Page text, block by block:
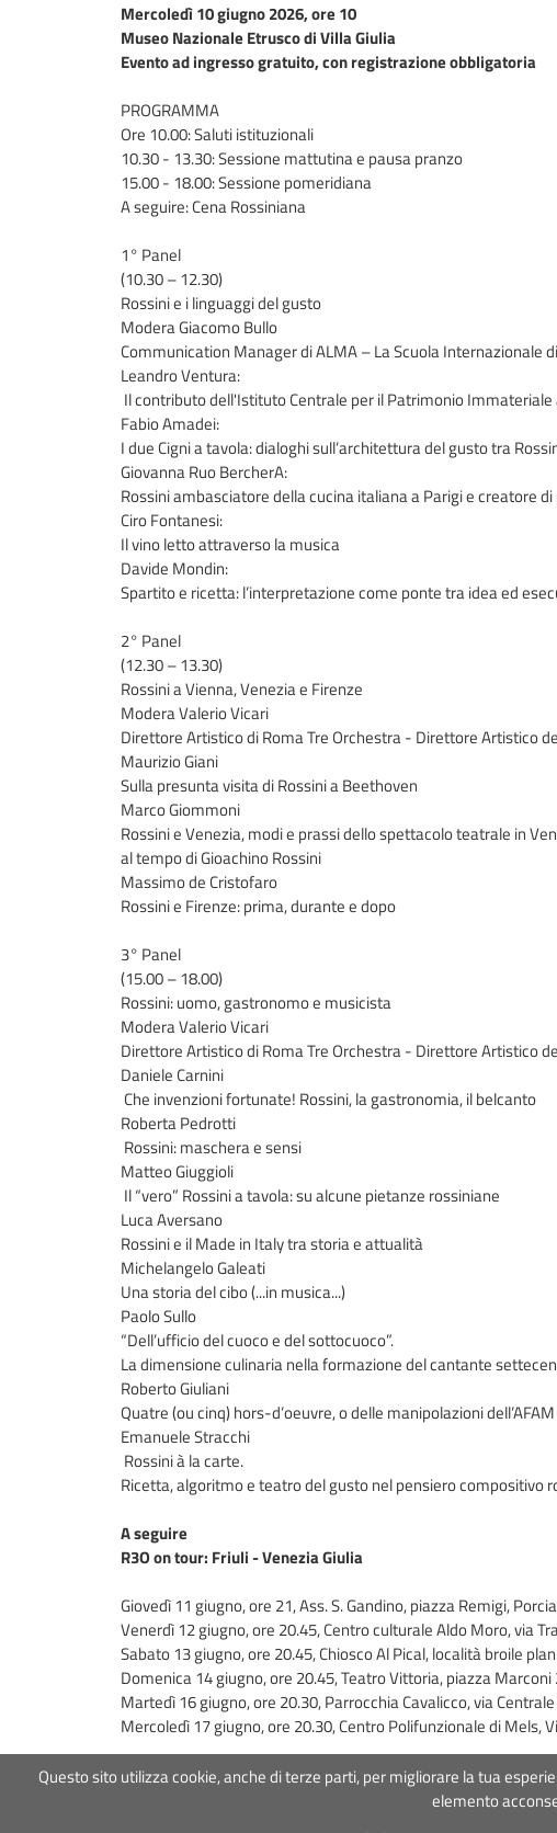
Mercoledì 10 giugno 2026, ore 10
Museo Nazionale Etrusco di Villa Giulia
Evento ad ingresso gratuito, con registrazione obbligatoria
PROGRAMMA
Ore 10.00: Saluti istituzionali
10.30 - 13.30: Sessione mattutina e pausa pranzo
15.00 - 18.00: Sessione pomeridiana
A seguire: Cena Rossiniana
1° Panel
(10.30 – 12.30)
Rossini e i linguaggi del gusto
Modera Giacomo Bullo
Communication Manager di ALMA – La Scuola Internazionale
Leandro Ventura:
Il contributo dell'Istituto Centrale per il Patrimonio
Fabio Amadei:
I due Cigni a tavola: dialoghi sull’architettura del gusto tra
Giovanna Ruo BercherA:
Rossini ambasciatore della cucina italiana a Parigi e creatore
Ciro Fontanesi:
Il vino letto attraverso la musica
Davide Mondin:
Spartito e ricetta: l’interpretazione come ponte tra idea ed
2° Panel
(12.30 – 13.30)
Rossini a Vienna, Venezia e Firenze
Modera Valerio Vicari
Direttore Artistico di Roma Tre Orchestra - Direttore Artistico
Maurizio Giani
Sulla presunta visita di Rossini a Beethoven
Marco Giommoni
Rossini e Venezia, modi e prassi dello spettacolo teatrale in
al tempo di Gioachino Rossini
Massimo de Cristofaro
Rossini e Firenze: prima, durante e dopo
3° Panel
(15.00 – 18.00)
Rossini: uomo, gastronomo e musicista
Modera Valerio Vicari
Direttore Artistico di Roma Tre Orchestra - Direttore Artistico
Daniele Carnini
Che invenzioni fortunate! Rossini, la gastronomia, il belcanto
Roberta Pedrotti
Rossini: maschera e sensi
Matteo Giuggioli
Il “vero” Rossini a tavola: su alcune pietanze rossiniane
Luca Aversano
Rossini e il Made in Italy tra storia e attualità
Michelangelo Galeati
Una storia del cibo (...in musica...)
Paolo Sullo
“Dell’ufficio del cuoco e del sottocuoco”.
La dimensione culinaria nella formazione del cantante
Roberto Giuliani
Quatre (ou cinq) hors-d’oeuvre, o delle manipolazioni dell’AFAM
Emanuele Stracchi
Rossini à la carte.
Ricetta, algoritmo e teatro del gusto nel pensiero compositivo
A seguire
R3O on tour: Friuli - Venezia Giulia
Giovedì 11 giugno, ore 21, Ass. S. Gandino, piazza Remigi,
Venerdì 12 giugno, ore 20.45, Centro culturale Aldo Moro, via
Sabato 13 giugno, ore 20.45, Chiosco Al Pical, località broile
Domenica 14 giugno, ore 20.45, Teatro Vittoria, piazza Marconi
Martedì 16 giugno, ore 20.30, Parrocchia Cavalicco, via
Mercoledì 17 giugno, ore 20.30, Centro Polifunzionale di Mels,
Associazione Roma Tre Orchestra
COOKIE POLICY-
Questo sito utilizza cookie, anche di terze parti, per migliorare la tua
elemento